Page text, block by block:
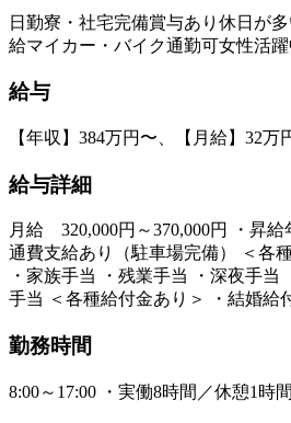
日勤寮・社宅完備賞与あり 休日が多
給マイカー・バイク通勤可女性活躍
給与
【年収】384万円〜、【月給】32万
給与詳細
月給 320,000円～370,000円 ・昇給
通費支給あり（駐車場完備） ＜各
・家族手当 ・残業手当 ・深夜手当
手当 ＜各種給付金あり＞ ・結婚給
勤務時間
8:00～17:00 ・実働8時間／休憩1時